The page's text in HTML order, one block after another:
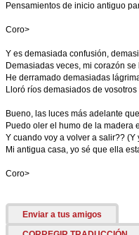
Pensamientos de inicio antiguo
Coro>
Y es demasiada confusión,
Demasiadas veces, mi corazón
He derramado demasiadas
Lloró ríos demasiados de vosotros
Bueno, las luces más adelante
Puedo oler el humo de la madera
Y cuando voy a volver a salir?? (Y
Mi antigua casa, yo sé que ella
Coro>
Enviar a tus amigos